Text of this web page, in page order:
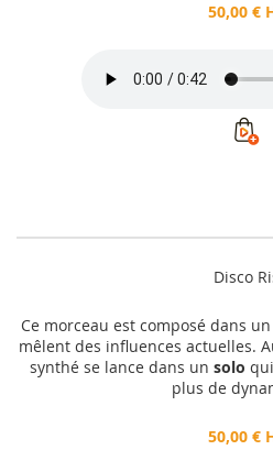
50,00 €
Disco
Ce morceau est composé dans
mêlent des influences actuelles.
synthé se lance dans un solo
plus de
50,00 €